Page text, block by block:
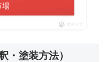
場
ポチップ
・塗装方法）